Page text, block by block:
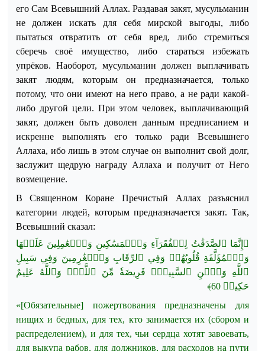
его Сам Всевышний Аллах. Раздавая закят, мусульманин
не должен искать для себя мирской выгоды, либо
пытаться отвратить от себя вред, либо стремиться
сберечь своё имущество, либо стараться избежать
упрёков. Наоборот, мусульманин должен выплачивать
закят людям, которымонпредназначается, только
потому, чтоони имеют на него право, а не ради какой-
либо другой цели. При этом человек, выплачивающий
закят, должен быть доволен данным предписанием и
искренне выполнять его только ради Всевышнего
Аллаха, ибо лишь в этом случае он выполнит свой долг,
заслужит щедрую награду Аллаха и получит от Него
возмещение.
В Священном Коране Пречистый Аллах разъяснил
категории людей, которым предназначается закят.Так,
Всевышний сказал:
﴿إِنَّمَا ٱلصَّدَقَٰتُ لِلۡفُقَرَآءِ وَٱلۡمَسَٰكِينِ وَٱلۡعَٰمِلِينَ عَلَيۡهَا
وَٱلۡمُؤَلَّفَةِ قُلُوبُهُمۡ وَفِي ٱلرِّقَابِ وَٱلۡغَٰرِمِينَ وَفِي سَبِيلِ
ٱللَّهِ وَٱبۡنِ ٱلسَّبِيلِۖ فَرِيضَةٗ مِّنَ ٱللَّهِۗ وَٱللَّهُ عَلِيمٌ
حَكِيمٞ
﴾
«[Обязательные] пожертвования предназначены для
нищих и бедных, для тех, кто занимается их (сбором и
распределением), и для тех, чьи сердца хотят завоевать,
для выкупа рабов, для должников, для расходов на пути